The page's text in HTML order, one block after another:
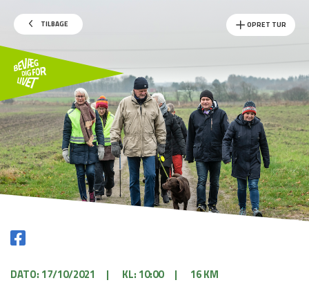
TILBAGE OPRET TUR
DATO: 17/10/2021 | KL: 10:00 | 16 KM